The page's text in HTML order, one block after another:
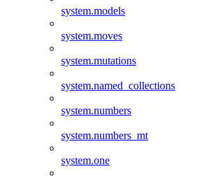
system.models
system.moves
system.mutations
system.named_collections
system.numbers
system.numbers_mt
system.one